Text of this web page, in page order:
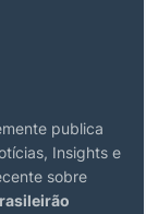
publica
Insights e
sobre